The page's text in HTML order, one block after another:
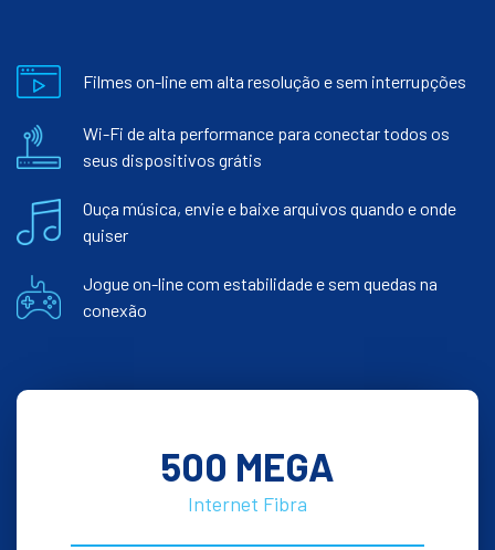
Filmes on-line em alta resolução e sem interrupções
Wi-Fi de alta performance para conectar todos os
seus dispositivos grátis
Ouça música, envie e baixe arquivos quando e onde
quiser
Jogue on-line com estabilidade e sem quedas na
conexão
500 MEGA
Internet Fibra